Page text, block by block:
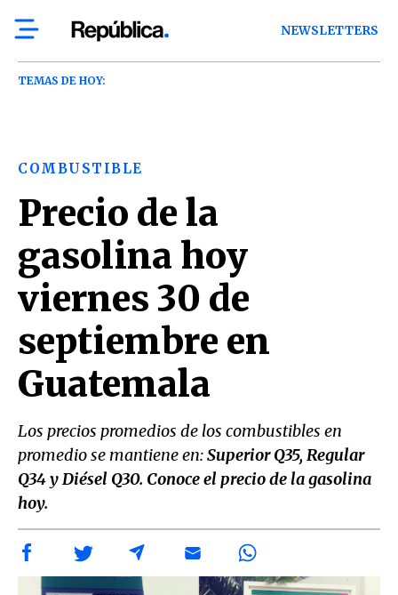
NEWSLETTERS
TEMAS DE HOY:
COMBUSTIBLE
Precio de la
gasolina hoy
viernes 30 de
septiembre en
Guatemala
Los precios promedios de los combustibles en
promedio se mantiene en:Superior Q35, Regular
Q34 y Diésel Q30. Conoce el precio de la gasolina
hoy.